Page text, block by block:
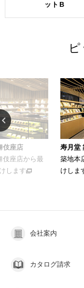
ットB
伎座店
伎座店から最
します
寿月堂
築地本
けしま
会社案内
カタログ請求